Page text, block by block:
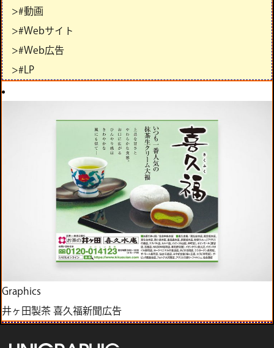
>#動画
>#Webサイト
>#Web広告
>#LP
Graphics
井ヶ田製茶 喜久福新聞広告